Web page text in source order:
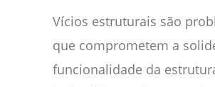
Vícios estruturais são
que comprometem a
funcionalidade da